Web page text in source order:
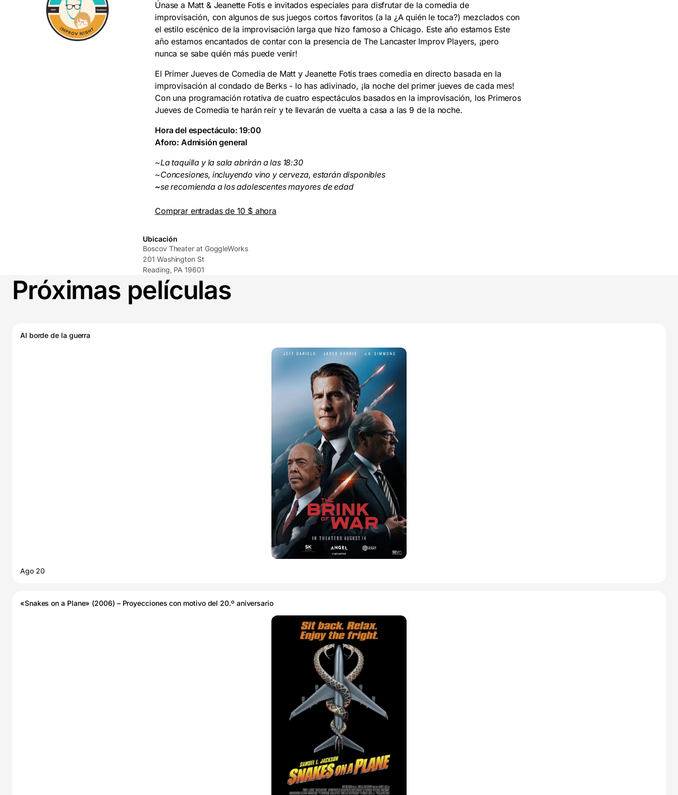
Únase a Matt & Jeanette Fotis e invitados especiales para disfrutar de la comedia de
improvisación, con algunos de sus juegos cortos favoritos (a la ¿A quién le toca?) mezclados con
el estilo escénico de la improvisación larga que hizo famoso a Chicago. Este año estamosEste
año estamos encantados de contar con la presencia de The Lancaster Improv Players, ¡pero
nunca se sabe quién más puede venir!
El Primer Jueves de Comedia de Matt y Jeanette Fotis traescomedia en directo basada en la
improvisación al condado de Berks - lo has adivinado, ¡la noche del primer jueves de cada mes!
Con una programación rotativa de cuatro espectáculos basados en la improvisación, los Primeros
Jueves de Comedia te harán reír y te llevarán de vuelta a casa a las 9 de la noche.
Hora del espectáculo: 19:00
Aforo: Admisión general
~La taquilla y la sala abrirán a las 18:30
~Concesiones, incluyendo vino y cerveza, estarán disponibles
~se recomienda a los adolescentes mayores de edad
Comprar entradas de 10 $ ahora
Ubicación
Boscov Theater at GoggleWorks
201 Washington St
Reading, PA 19601
Próximas películas
Al borde de la guerra
Ago 20
«Snakes on a Plane» (2006) – Proyecciones con motivo del 20.º aniversario